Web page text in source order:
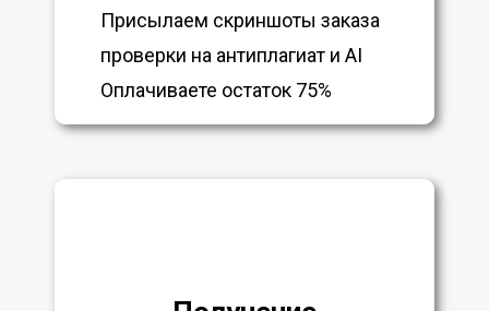
Присылаем скриншоты заказа
проверки на антиплагиат и AI
Оплачиваете остаток 75%